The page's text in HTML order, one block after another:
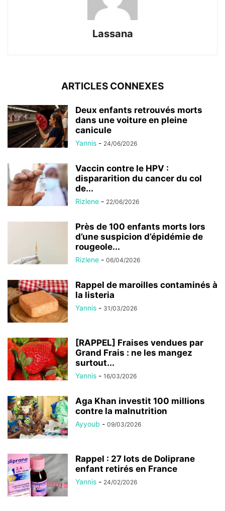
Lassana
ARTICLES CONNEXES
Deux enfants retrouvés morts
dans une voiture en pleine
canicule
Yannis - 24/06/2026
Vaccin contre le HPV :
dispararition du cancer du col
de...
Rizlene - 22/06/2026
Près de 100 enfants morts lors
d’une suspicion d’épidémie de
rougeole...
Rizlene - 06/04/2026
Rappel de maroilles contaminés à
la listeria
Yannis - 31/03/2026
[RAPPEL] Fraises vendues par
Grand Frais : ne les mangez
surtout...
Yannis - 16/03/2026
Aga Khan investit 100 millions
contre la malnutrition
Ayyoub - 09/03/2026
Rappel : 27 lots de Doliprane
enfant retirés en France
Yannis - 24/02/2026